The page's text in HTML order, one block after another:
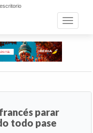
Toggle
parar
todo pase